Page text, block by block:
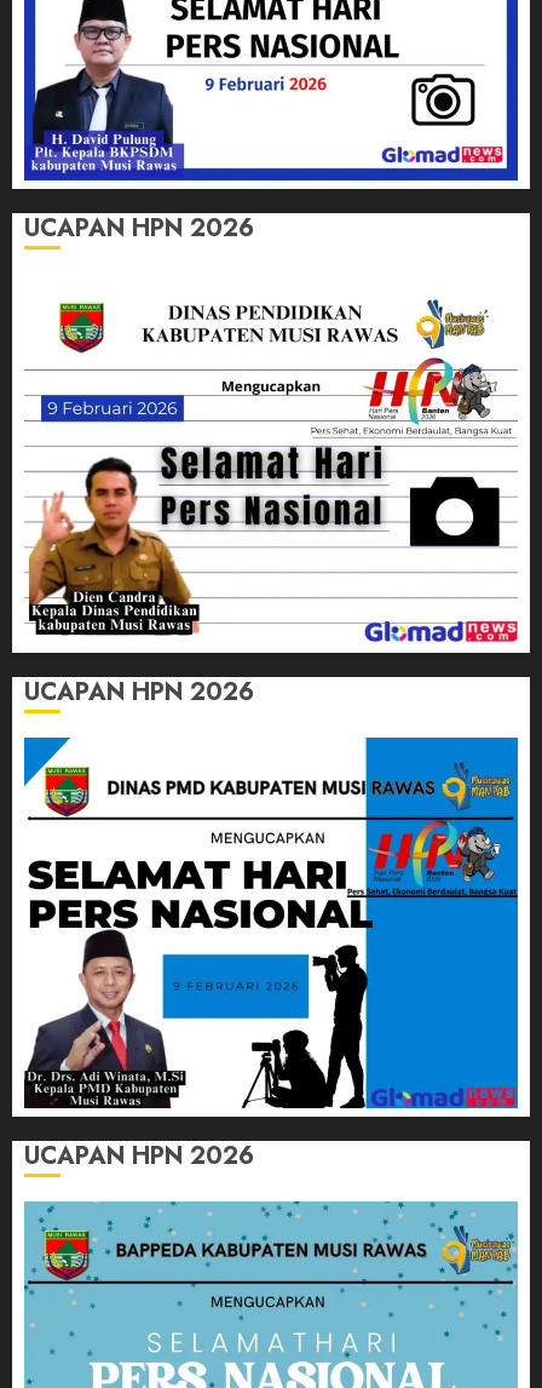
UCAPAN HPN 2026
UCAPAN HPN 2026
UCAPAN HPN 2026